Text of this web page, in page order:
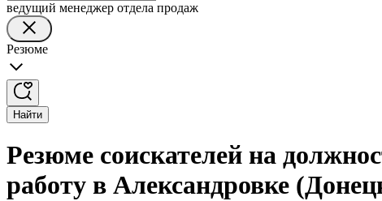
ведущий менеджер отдела продаж
Резюме
Найти
Резюме соискателей на
работу в Александровке